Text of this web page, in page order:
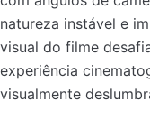
natureza instável e
visual do filme
experiência
visualmente